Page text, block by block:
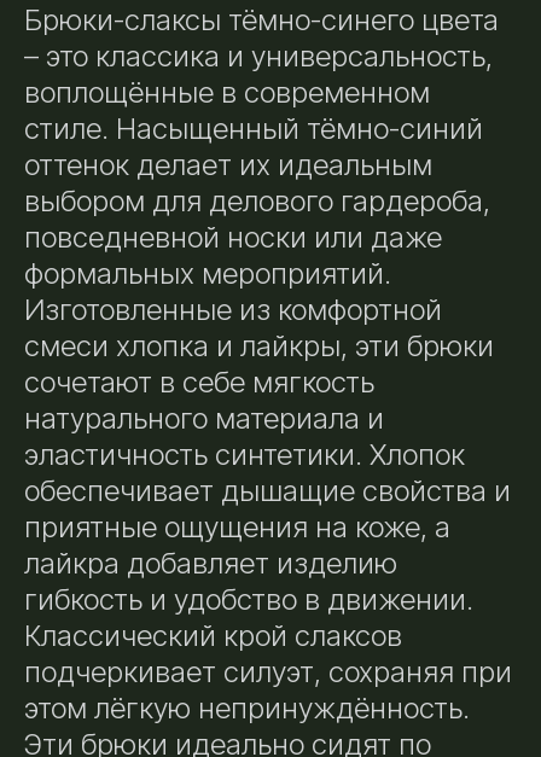
Брюки-слаксы тёмно-синего цвета
– это классика и универсальность,
воплощённые в современном
стиле. Насыщенный тёмно-синий
оттенок делает их идеальным
выбором для делового гардероба,
повседневной носки или даже
формальных мероприятий.
Изготовленные из комфортной
смеси хлопка и лайкры, эти брюки
сочетают в себе мягкость
натурального материала и
эластичность синтетики. Хлопок
обеспечивает дышащие свойства и
приятные ощущения на коже, а
лайкра добавляет изделию
гибкость и удобство в движении.
Классический крой слаксов
подчеркивает силуэт, сохраняя при
этом лёгкую непринуждённость.
Эти брюки идеально сидят по